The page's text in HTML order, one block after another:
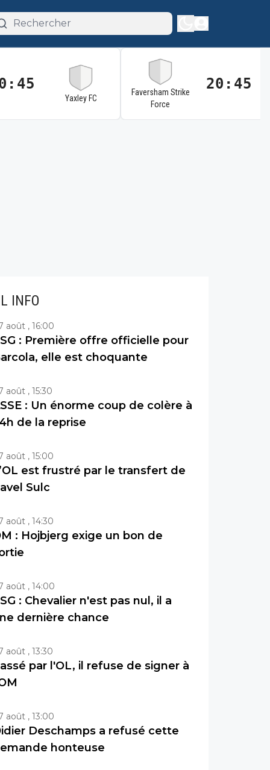
Yaxley FC
Faversham Strike
Force
20:45
INFO
août , 16:00
: Première offre officielle pour
elle est choquante
août , 15:30
: Un énorme coup de colère à
de la reprise
août , 15:00
est frustré par le transfert de
Sulc
août , 14:30
: Hojbjerg exige un bon de
août , 14:00
: Chevalier n'est pas nul, il a
dernière chance
août , 13:30
par l'OL, il refuse de signer à
août , 13:00
Deschamps a refusé cette
honteuse